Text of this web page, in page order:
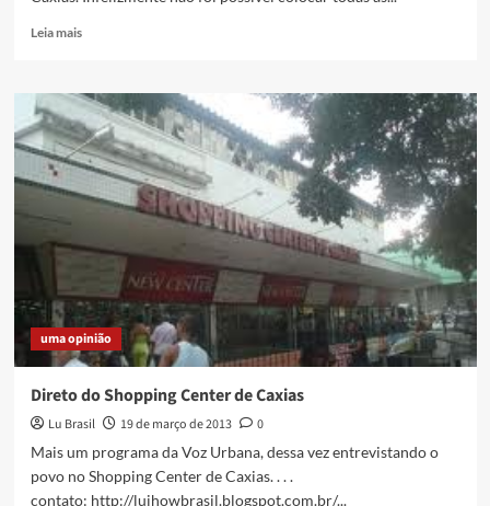
Leia maisRead
Programa
Voz
Urbana
–
Especial
Cypher
uma opinião
Direto do Shopping Center de Caxias
Lu Brasil 19 de março de 2013
0
Mais um programa da Voz Urbana, dessa vez entrevistando o
povo no Shopping Center de Caxias. . . .
contato: http://lujhowbrasil.blogspot.com.br/...